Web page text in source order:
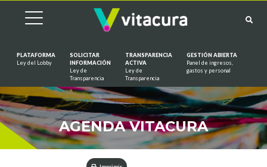
PLATAFORMA
Ley del Lobby
SOLICITAR
INFORMACIÓN
Ley de
Transparencia
TRANSPARENCIA
ACTIVA
Ley de
Transparencia
GESTIÓN ABIERTA
Panel de ingresos,
gastos y personal
AGENDA VITACURA